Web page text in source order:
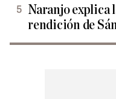
Naranjo explica
rendición de